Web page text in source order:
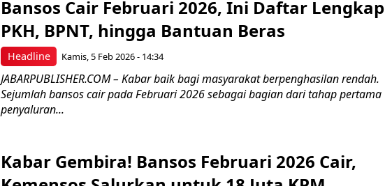
Headline
Bansos Cair Februari 2026, Ini Daftar Lengkap
PKH, BPNT, hingga Bantuan Beras
Kamis, 5 Feb 2026 - 14:34
JABARPUBLISHER.COM – Kabar baik bagi masyarakat berpenghasilan rendah.
Sejumlah bansos cair pada Februari 2026 sebagai bagian dari tahap pertama
penyaluran...
Kabar Gembira! Bansos Februari 2026 Cair,